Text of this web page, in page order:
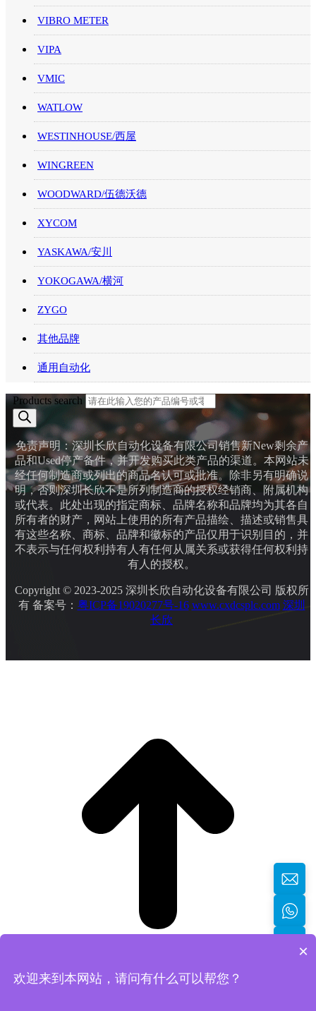
VIBRO METER
VIPA
VMIC
WATLOW
WESTINHOUSE/西屋
WINGREEN
WOODWARD/伍德沃德
XYCOM
YASKAWA/安川
YOKOGAWA/横河
ZYGO
其他品牌
通用自动化
Products search
免责声明：深圳长欣自动化设备有限公司销售新New剩余产
品和Used停产备件，并开发购买此类产品的渠道。本网站未
经任何制造商或列出的商品名认可或批准。除非另有明确说
明，否则深圳长欣不是所列制造商的授权经销商、附属机构
或代表。此处出现的指定商标、品牌名称和品牌均为其各自
所有者的财产，网站上使用的所有产品描绘、描述或销售具
有这些名称、商标、品牌和徽标的产品仅用于识别目的，并
不表示与任何权利持有人有任何从属关系或获得任何权利持
有人的授权。
Copyright © 2023-2025 深圳长欣自动化设备有限公司 版权所
有 备案号： 粤ICP备19020277号-16 www.cxdcsplc.com 深圳
长欣
×
欢迎来到本网站，请问有什么可以帮您？